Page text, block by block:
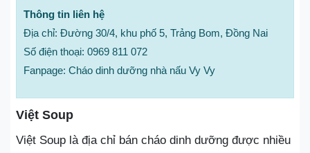
Thông tin liên hệ
Địa chỉ: Đường 30/4, khu phố 5, Trảng Bom, Đồng Nai
Số điện thoại: 0969 811 072
Fanpage: Cháo dinh dưỡng nhà nấu Vy Vy
Việt Soup
Việt Soup là địa chỉ bán cháo dinh dưỡng được nhiều